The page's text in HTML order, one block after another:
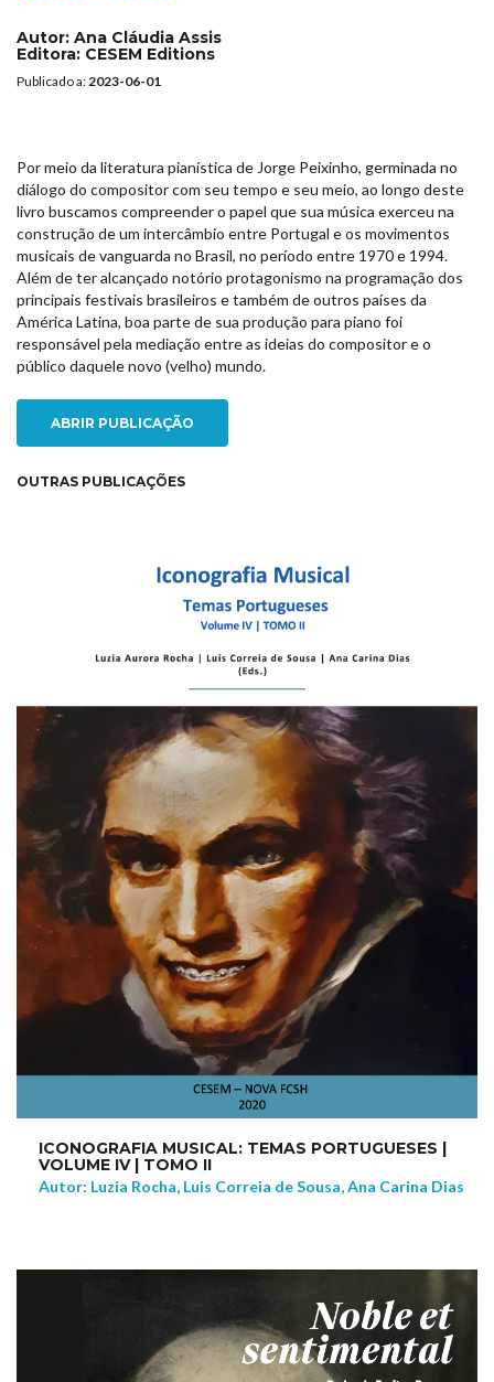
Autor: Ana Cláudia Assis
Editora: CESEM Editions
Publicado a:2023-06-01
Por meio da literatura pianística de Jorge Peixinho, germinada no
diálogo do compositor com seu tempo e seu meio, ao longo deste
livro buscamos compreender o papel que sua música exerceu na
construção de um intercâmbio entre Portugal e os movimentos
musicais de vanguarda no Brasil, no período entre 1970 e 1994.
Além de ter alcançado notório protagonismo na programação dos
principais festivais brasileiros e também de outros países da
América Latina, boa parte de sua produção para piano foi
responsável pela mediação entre as ideias do compositor e o
público daquele novo (velho) mundo.
ABRIR PUBLICAÇÃO
OUTRAS PUBLICAÇÕES
ICONOGRAFIA MUSICAL: TEMAS PORTUGUESES |
VOLUME IV | TOMO II
Autor: Luzia Rocha, Luis Correia de Sousa, Ana Carina Dias